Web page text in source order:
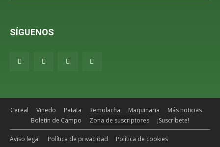
SÍGUENOS
Aviso legal Política de privacidad Política de cookies
Cereal Viñedo Patata Remolacha Maquinaria
Más noticias
Boletín de Campo
Zona de suscriptores ¡Suscríbete!